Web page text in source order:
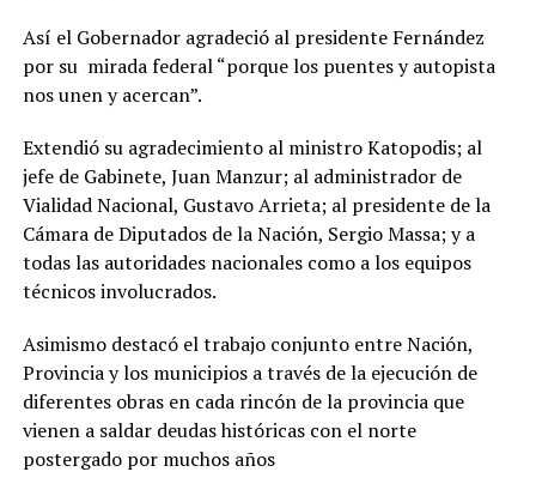
Así el Gobernador agradeció al presidente Fernández
por su mirada federal “porque los puentes y autopista
nos unen y acercan”.
Extendió su agradecimiento al ministro Katopodis; al
jefe de Gabinete, Juan Manzur; al administrador de
Vialidad Nacional, Gustavo Arrieta; al presidente de la
Cámara de Diputados de la Nación, Sergio Massa; y a
todas las autoridades nacionales como a los equipos
técnicos involucrados.
Asimismo destacó el trabajo conjunto entre Nación,
Provincia y los municipios a través de la ejecución de
diferentes obras en cada rincón de la provincia que
vienen a saldar deudas históricas con el norte
postergado por muchos años